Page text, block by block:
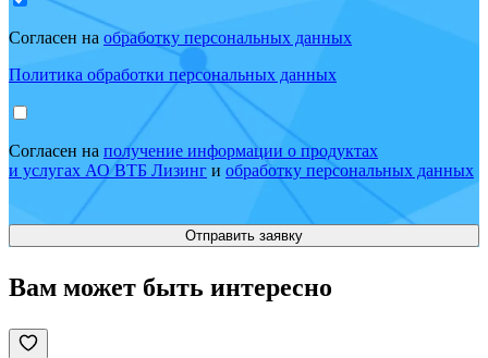
Согласен на обработку персональных данных
Политика обработки персональных данных
Согласен на получение информации о продуктах
и услугах АО ВТБ Лизинг и обработку персональных данных
Вам может быть интересно